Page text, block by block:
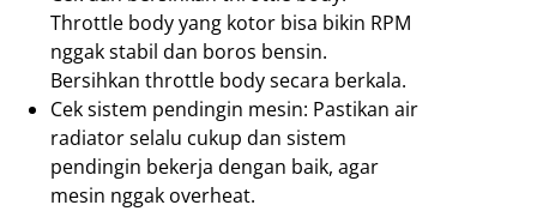
Throttle body yang kotor bisa bikin RPM
nggak stabil dan boros bensin.
Bersihkan throttle body secara berkala.
Cek sistem pendingin mesin: Pastikan air
radiator selalu cukup dan sistem
pendingin bekerja dengan baik, agar
mesin nggak overheat.